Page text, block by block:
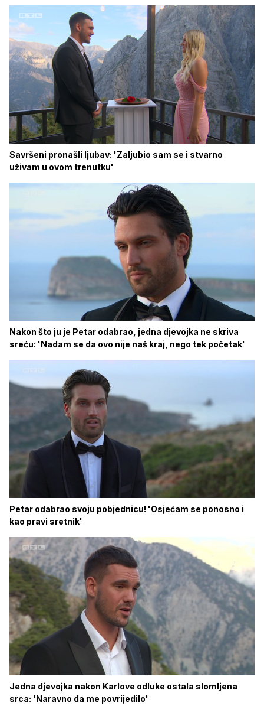
Savršeni pronašli ljubav: 'Zaljubio sam se i stvarno
uživam u ovom trenutku'
Nakon što ju je Petar odabrao, jedna djevojka ne skriva
sreću: 'Nadam se da ovo nije naš kraj, nego tek početak'
Petar odabrao svoju pobjednicu! 'Osjećam se ponosno i
kao pravi sretnik'
Jedna djevojka nakon Karlove odluke ostala slomljena
srca: 'Naravno da me povrijedilo'